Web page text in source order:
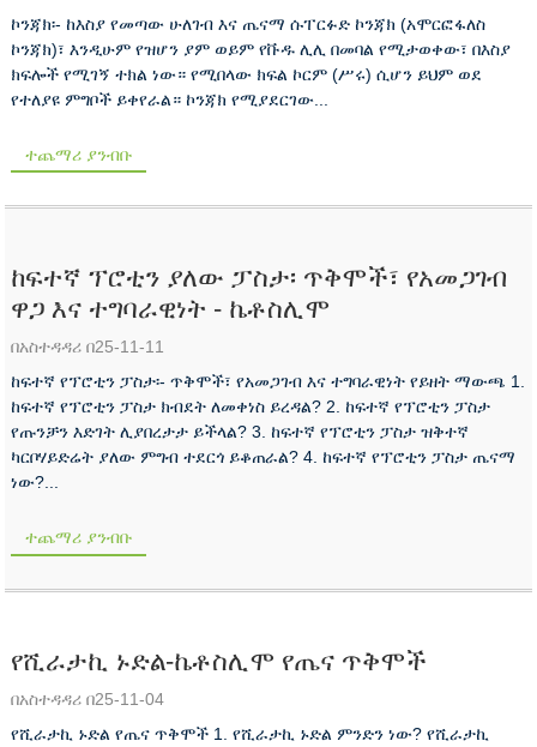
ኮንጃክ፡- ከእስያ የመጣው ሁለገብ እና ጤናማ ሱፐርፉድ ኮንጃክ (አሞርፎፋለስ
ኮንጃክ)፣ እንዲሁም የዝሆን ያም ወይም የቩዱ ሊሊ በመባል የሚታወቀው፣ በእስያ
ክፍሎች የሚገኝ ተክል ነው። የሚበላው ክፍል ኮርም (ሥሩ) ሲሆን ይህም ወደ
የተለያዩ ምግቦች ይቀየራል። ኮንጃክ የሚያደርገው...
ተጨማሪ ያንብቡ
ከፍተኛ ፕሮቲን ያለው ፓስታ፡ ጥቅሞች፣ የአመጋገብ
ዋጋ እና ተግባራዊነት - ኬቶስሊሞ
በአስተዳዳሪ በ25-11-11
ከፍተኛ የፕሮቲን ፓስታ፡- ጥቅሞች፣ የአመጋገብ እና ተግባራዊነት የይዘት ማውጫ 1.
ከፍተኛ የፕሮቲን ፓስታ ክብደት ለመቀነስ ይረዳል? 2. ከፍተኛ የፕሮቲን ፓስታ
የጡንቻን እድገት ሊያበረታታ ይችላል? 3. ከፍተኛ የፕሮቲን ፓስታ ዝቅተኛ
ካርቦሃይድሬት ያለው ምግብ ተደርጎ ይቆጠራል? 4. ከፍተኛ የፕሮቲን ፓስታ ጤናማ
ነው?...
ተጨማሪ ያንብቡ
የሺራታኪ ኑድል-ኬቶስሊሞ የጤና ጥቅሞች
በአስተዳዳሪ በ25-11-04
የሺራታኪ ኑድል የጤና ጥቅሞች 1. የሺራታኪ ኑድል ምንድን ነው? የሺራታኪ